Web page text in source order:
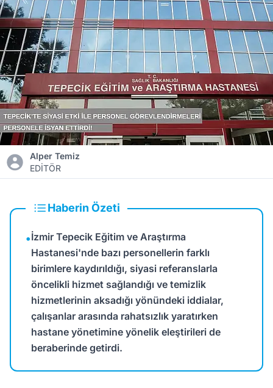
Alper Temiz
EDİTÖR
Haberin Özeti
•İzmir Tepecik Eğitim ve Araştırma
Hastanesi'nde bazı personellerin farklı
birimlere kaydırıldığı, siyasi referanslarla
öncelikli hizmet sağlandığı ve temizlik
hizmetlerinin aksadığı yönündeki iddialar,
çalışanlar arasında rahatsızlık yaratırken
hastane yönetimine yönelik eleştirileri de
beraberinde getirdi.